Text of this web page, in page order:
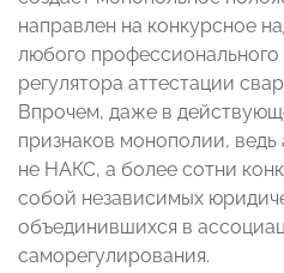
направлен на конкурсное
любого профессионального
регулятора аттестации
Впрочем, даже в
признаков монополии,
не НАКС, а более сотни
собой независимых
объединившихся в
саморегулирования.